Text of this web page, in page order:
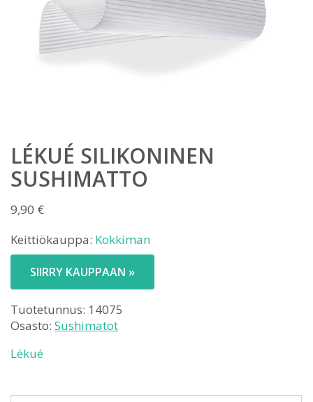
LÉKUÉ SILIKONINEN
SUSHIMATTO
9,90 €
Keittiökauppa: Kokkiman
SIIRRY KAUPPAAN »
Tuotetunnus: 14075
Osasto: Sushimatot
Lékué